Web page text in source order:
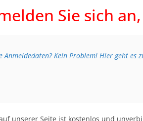
Sie sich
Anmeldedaten? Kein Problem! Hier geht es
unserer Seite ist kostenlos und